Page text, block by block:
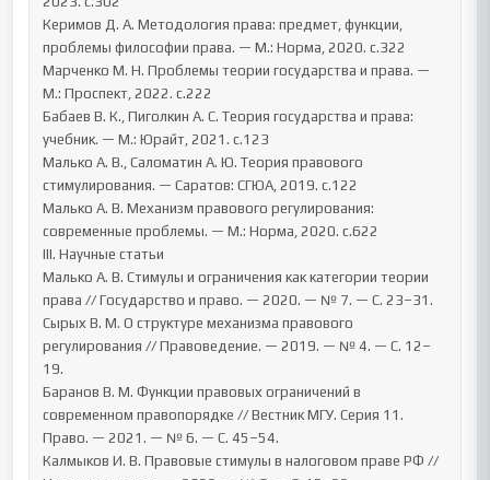
Керимов Д. А. Методология права: предмет, функции,
проблемы философии права. — М.: Норма, 2020. с.322
Марченко М. Н. Проблемы теории государства и права. —
М.: Проспект, 2022. с.222
Бабаев В. К., Пиголкин А. С. Теория государства и права:
учебник. — М.: Юрайт, 2021. с.123
Малько А. В., Саломатин А. Ю. Теория правового
стимулирования. — Саратов: СГЮА, 2019. с.122
Малько А. В. Механизм правового регулирования:
современные проблемы. — М.: Норма, 2020. с.622
III. Научные статьи
Малько А. В. Стимулы и ограничения как категории теории
права // Государство и право. — 2020. — № 7. — С. 23–31.
Сырых В. М. О структуре механизма правового
регулирования // Правоведение. — 2019. — № 4. — С. 12–
19.
Баранов В. М. Функции правовых ограничений в
современном правопорядке // Вестник МГУ. Серия 11.
Право. — 2021. — № 6. — С. 45–54.
Калмыков И. В. Правовые стимулы в налоговом праве РФ //